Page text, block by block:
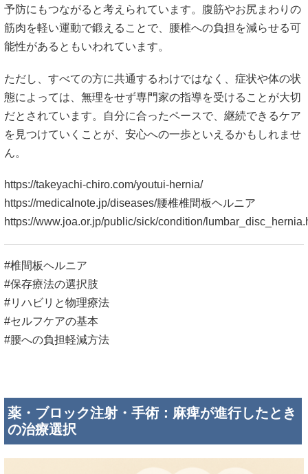
予防にもつながると考えられています。腹筋やお尻まわりの
筋肉を軽い運動で鍛えることで、腰椎への負担を減らせる可
能性があるともいわれています。
ただし、すべての方に共通するわけではなく、症状や体の状
態によっては、無理をせず専門家の指導を受けることが大切
だとされています。自分に合ったペースで、継続できるケア
を見つけていくことが、安心への一歩といえるかもしれませ
ん。
https://takeyachi-chiro.com/youtui-hernia/
https://medicalnote.jp/diseases/腰椎椎間板ヘルニア
https://www.joa.or.jp/public/sick/condition/
#椎間板ヘルニア
#保存療法の選択肢
#リハビリと物理療法
#セルフケアの基本
#腰への負担軽減方法
薬・ブロック注射・手術：麻痺が進行したとき
の治療選択